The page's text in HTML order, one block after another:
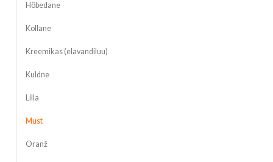
Hõbedane
Kollane
Kreemikas (elavandiluu)
Kuldne
Lilla
Must
Oranž